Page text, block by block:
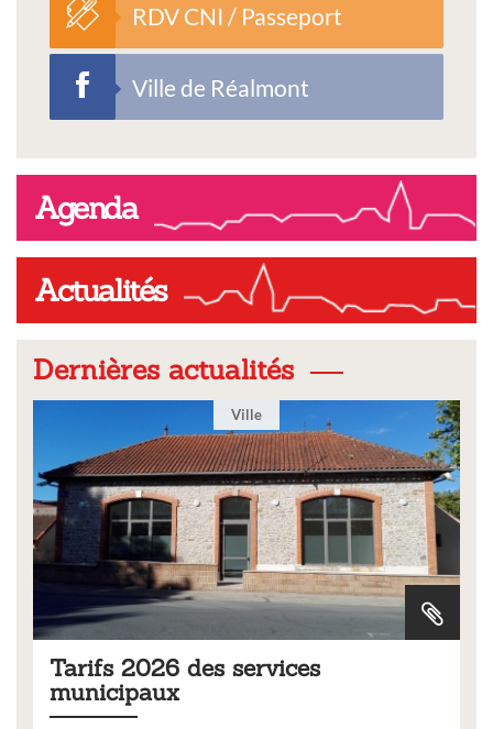
RDV CNI / Passeport
Ville de Réalmont
Agenda
Actualités
Dernières actualités
Ville
Tarifs 2026 des services
municipaux